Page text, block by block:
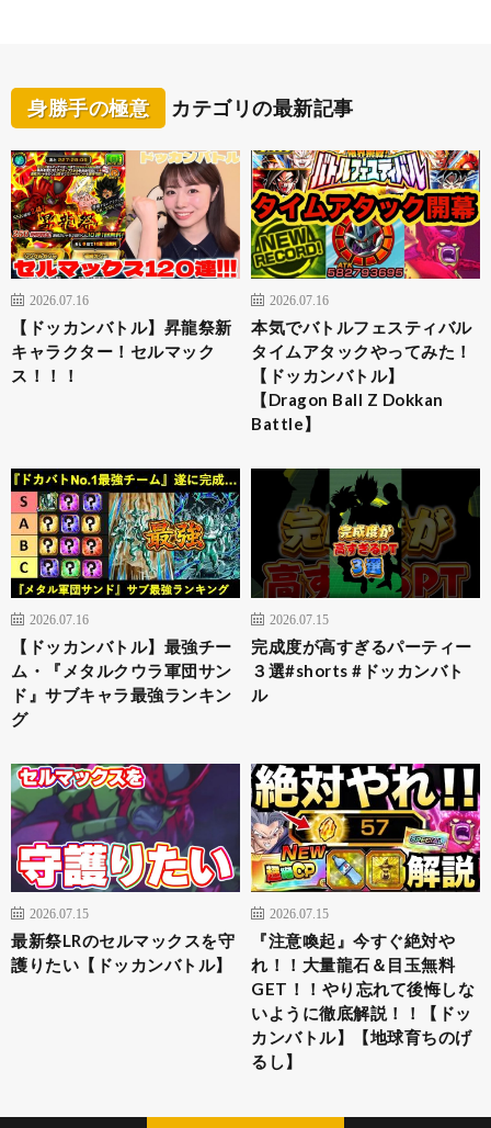
身勝手の極意 カテゴリの最新記事
2026.07.16
【ドッカンバトル】昇龍祭新
キャラクター！セルマック
ス！！！
2026.07.16
本気でバトルフェスティバル
タイムアタックやってみた！
【ドッカンバトル】
【Dragon Ball Z Dokkan
Battle】
2026.07.16
【ドッカンバトル】最強チー
ム・『メタルクウラ軍団サン
ド』サブキャラ最強ランキン
グ
2026.07.15
完成度が高すぎるパーティー
３選#shorts #ドッカンバト
ル
2026.07.15
最新祭LRのセルマックスを守
護りたい【ドッカンバトル】
2026.07.15
『注意喚起』今すぐ絶対や
れ！！大量龍石＆目玉無料
GET！！やり忘れて後悔しな
いように徹底解説！！【ドッ
カンバトル】【地球育ちのげ
るし】